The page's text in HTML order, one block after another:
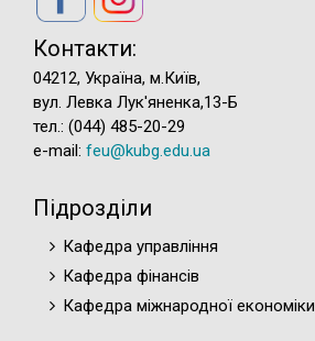
Контакти:
04212, Україна, м.Київ,
вул. Левка Лук'яненка,13-Б
тел.: (044) 485-20-29
e-mail: feu@kubg.edu.ua
Підрозділи
Кафедра управління
Кафедра фінансів
Кафедра міжнародної економіки